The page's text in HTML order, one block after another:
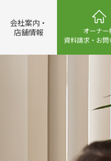
会社案内・
店舗情報
オーナー
資料請求・ お問